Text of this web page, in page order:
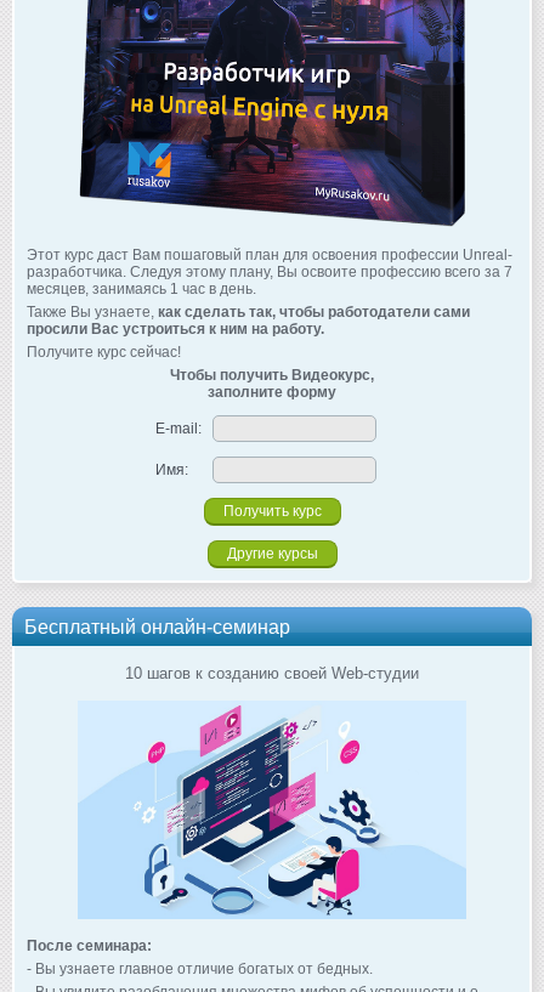
Этот курс даст Вам пошаговый план для освоения профессии Unreal-
разработчика. Следуя этому плану, Вы освоите профессию всего за 7
месяцев, занимаясь 1 час в день.
Также Вы узнаете, как сделать так, чтобы работодатели сами
просили Вас устроиться к ним на работу.
Получите курс сейчас!
Чтобы получить Видеокурс,
заполните форму
E-mail:
Имя:
Другие курсы
Бесплатный онлайн-семинар
10 шагов к созданию своей Web-студии
После семинара:
- Вы узнаете главное отличие богатых от бедных.